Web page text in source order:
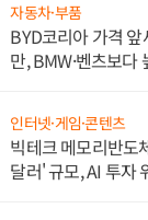
자동차·부품
BYD코리아 가격
만, BMW·벤츠보다
인터넷·게임·콘텐츠
빅테크 메모리반도
달러' 규모, AI 투자